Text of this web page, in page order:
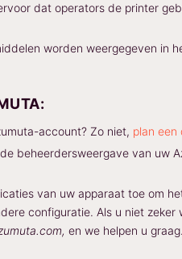
dat operators de printer
worden weergegeven in
account? Zo niet, plan een
beheerdersweergave van uw
van uw apparaat toe om
configuratie. Als u niet
en we helpen u graag.